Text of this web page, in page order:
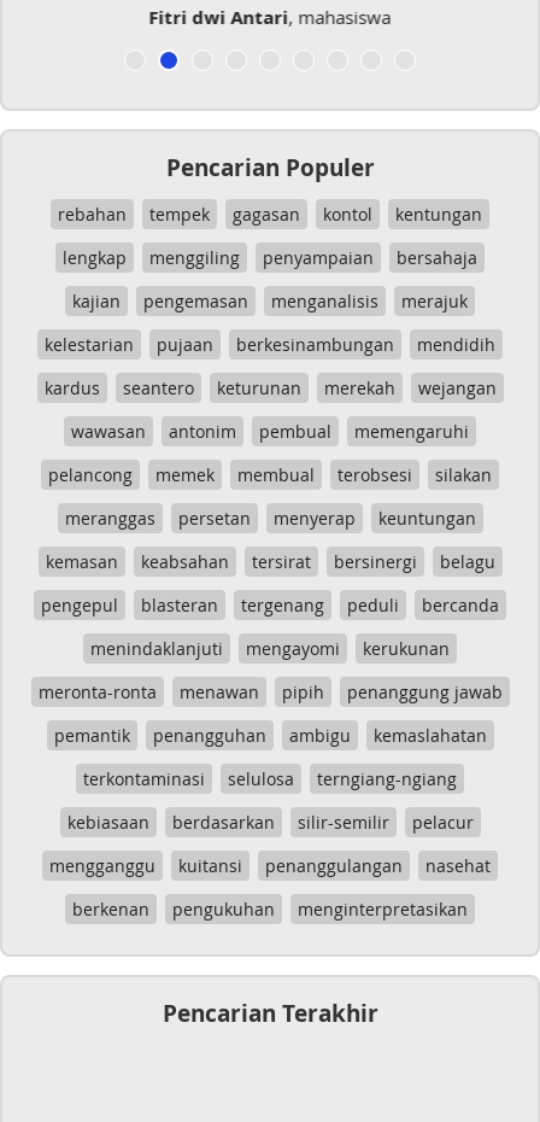
Musicer Indo
Pencarian Populer
rebahan tempek gagasan kontol
kentungan
lengkap
menggiling penyampaian
bersahaja
kajian
pengemasan menganalisis
merajuk
kelestarian
pujaan berkesinambungan
mendidih
kardus
seantero keturunan merekah
wejangan
wawasan
antonim pembual
memengaruhi
pelancong
memek membual terobsesi
silakan
meranggas
persetan menyerap
keuntungan
kemasan
keabsahan tersirat bersinergi
belagu
pengepul
blasteran tergenang peduli
bercanda
menindaklanjuti
mengayomi
kerukunan
meronta-ronta
menawan pipih
penanggung jawab
pemantik
penangguhan ambigu
kemaslahatan
terkontaminasi
selulosa
terngiang-ngiang
kebiasaan
berdasarkan silir-semilir
pelacur
mengganggu
kuitansi penanggulangan
nasehat
berkenan
pengukuhan menginterpretasikan
Pencarian Terakhir